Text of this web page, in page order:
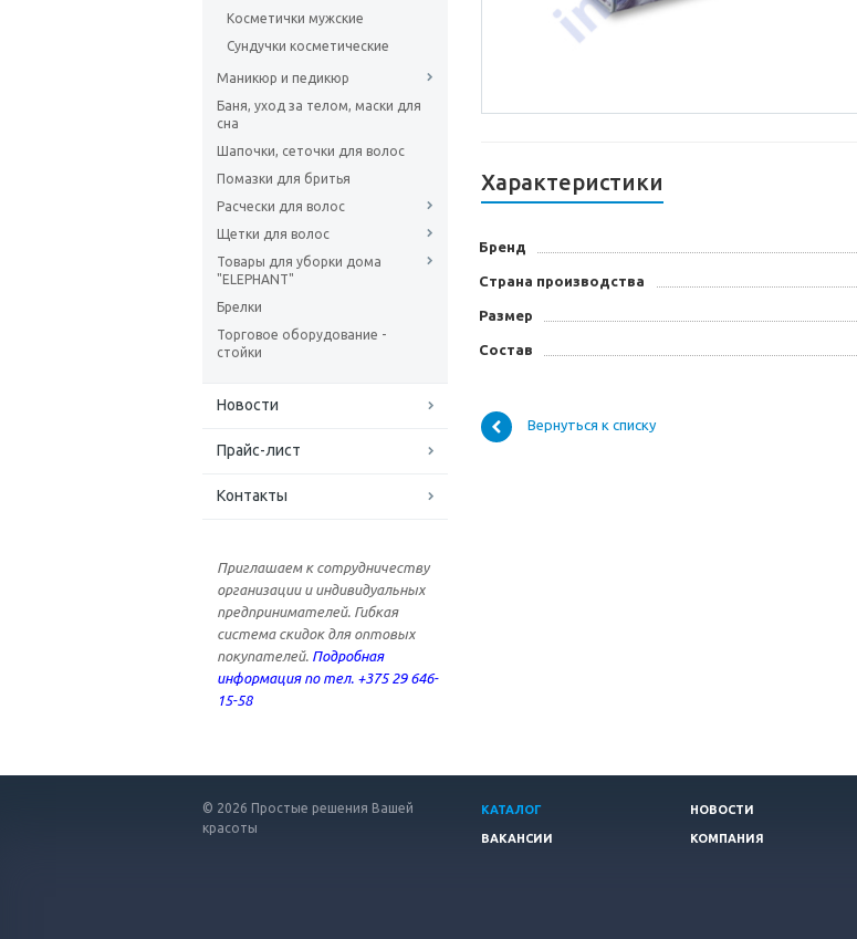
Косметички мужские
Сундучки косметические
Маникюр и педикюр
Баня, уход за телом, маски для
сна
Шапочки, сеточки для волос
Помазки для бритья
Расчески для волос
Щетки для волос
Товары для уборки дома
"ELEPHANT"
Брелки
Торговое оборудование -
стойки
Новости
Прайс-лист
Контакты
Приглашаем к сотрудничеству
организации и индивидуальных
предпринимателей. Гибкая
система скидок для оптовых
покупателей. Подробная
информация по тел. +375 29 646-
15-58
Характеристики
Бренд
Страна производства
Размер
Состав
Вернуться к списку
© 2026 Простые решения Вашей
красоты
КАТАЛОГ НОВОСТИ
ВАКАНСИИ КОМПАНИЯ